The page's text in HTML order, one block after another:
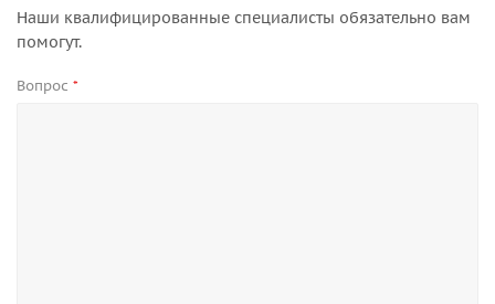
Наши квалифицированные специалисты обязательно вам
помогут.
Вопрос *